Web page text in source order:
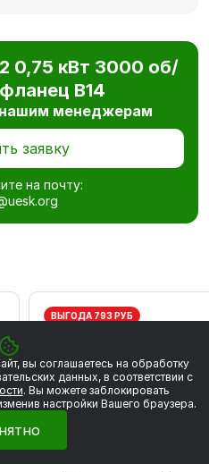
0,75 кВт 3000 об/
В14
нашим менеджерам
заявку
на почту:
ВЫГОДА 793 РУБ
вы соглашаетесь на обработку
данных, в соответствии с
. Вы можете заблокировать
настройки Вашего браузера.